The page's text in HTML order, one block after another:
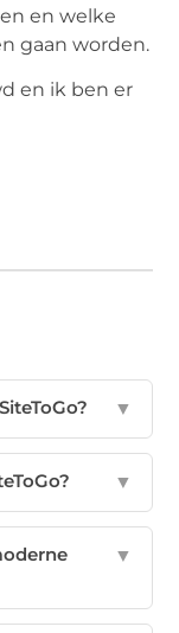
en welke
gaan worden.
en ik ben er
▼
▼
▼